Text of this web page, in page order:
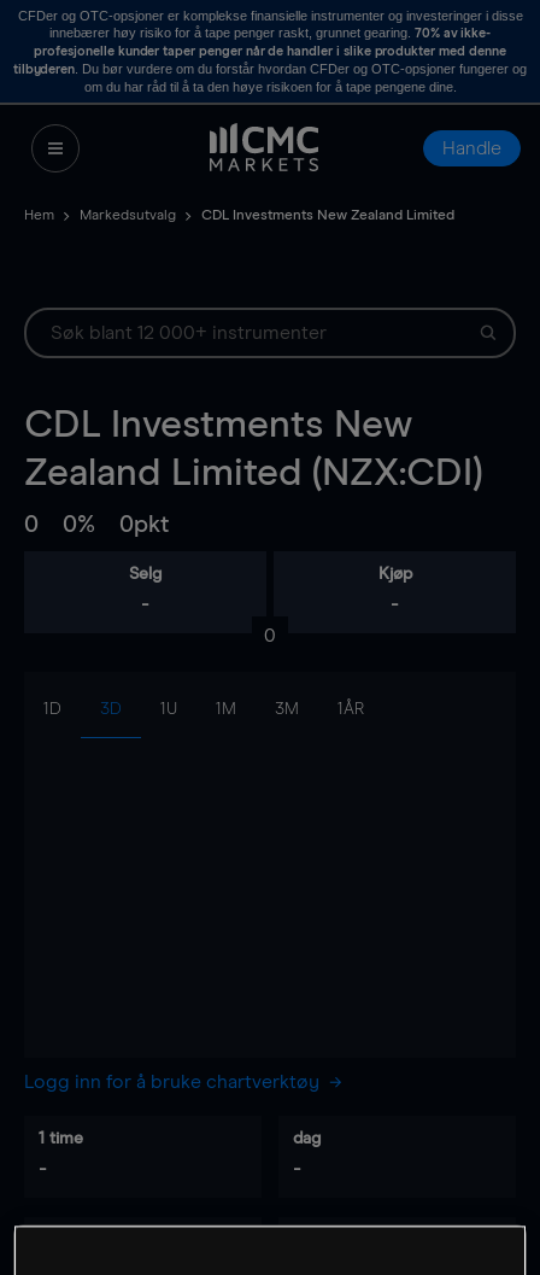
CFDer og OTC-opsjoner er komplekse finansielle instrumenter og investeringer i disse
innebærer høy risiko for å tape penger raskt, grunnet gearing. 70% av ikke-
profesjonelle kunder taper penger når de handler i slike produkter med denne
tilbyderen . Du bør vurdere om du forstår hvordan CFDer og OTC-opsjoner fungerer og
om du har råd til å ta den høye risikoen for å tape pengene dine.
Handle
Hem Markedsutvalg CDL Investments New Zealand Limited
CDL Investments New
Zealand Limited (NZX:CDI)
0 0% 0pkt
Selg
-
Kjøp
-
0
1D 3D 1U 1M 3M 1ÅR
Logg inn for å bruke chartverktøy
1 time
-
dag
-